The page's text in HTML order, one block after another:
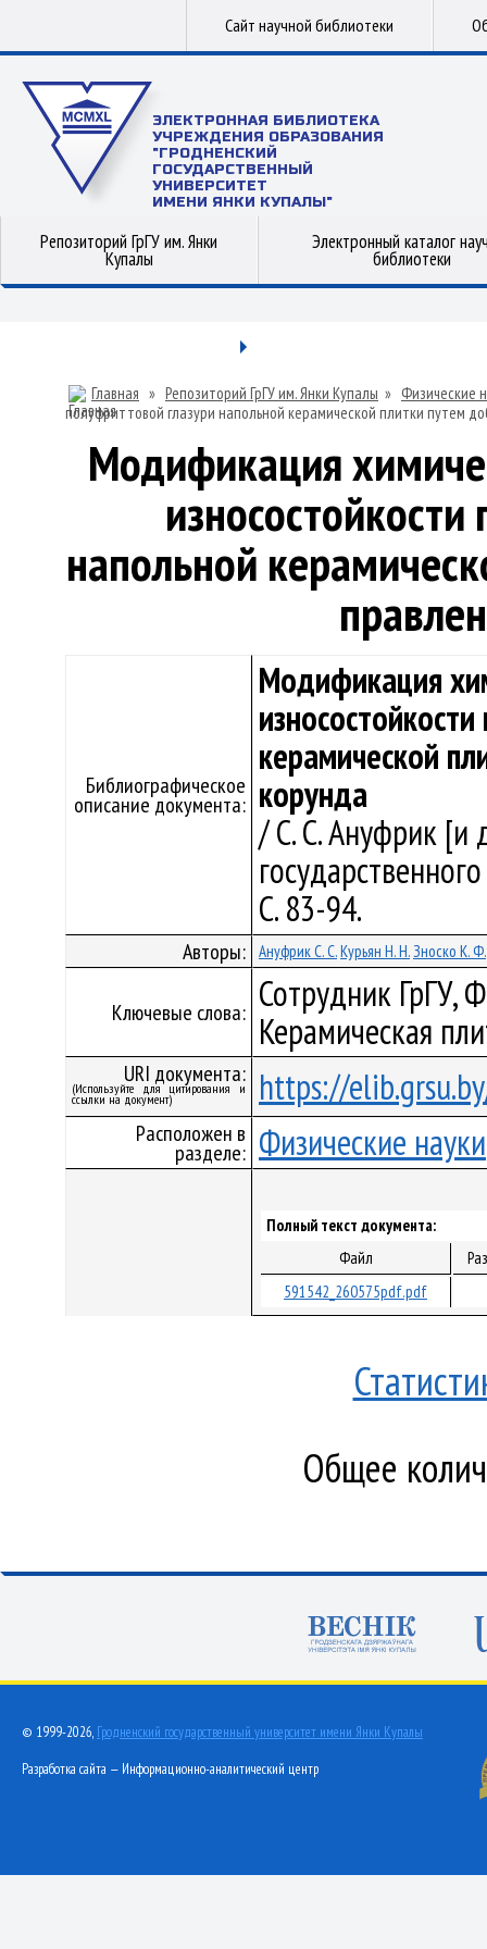
Сайт научной библиотеки
ЭЛЕКТРОННАЯ БИБЛИОТЕКА
УЧРЕЖДЕНИЯ ОБРАЗОВАНИЯ
"ГРОДНЕНСКИЙ
ГОСУДАРСТВЕННЫЙ
УНИВЕРСИТЕТ
ИМЕНИ ЯНКИ КУПАЛЫ"
Репозиторий ГрГУ им. Янки
Купалы
Электронный каталог
библиотеки
Главная » Репозиторий ГрГУ им. Янки Купалы » Физические
полуфриттовой глазури напольной керамической плитки путем
Модификация
напольной
Библиографическое
описание документа:
Модификация
керамической
корунда
/ С. С. Ануфрик [и
С. 83-94.
Авторы: Ануфрик С. С.Курьян Н. Н.Зноско К. Ф.
Ключевые слова: Сотрудник ГрГУ,
Керамическая
URI документа:
(Используйте для цитирования и
ссылки на документ) https://
Расположен в
разделе: Физические науки
Полный текст документа:
Файл
591542_260575pdf.pdf
Общее
© 1999-2026, Гродненский государственный университет имени Янки Купалы
Разработка сайта — Информационно-аналитический центр